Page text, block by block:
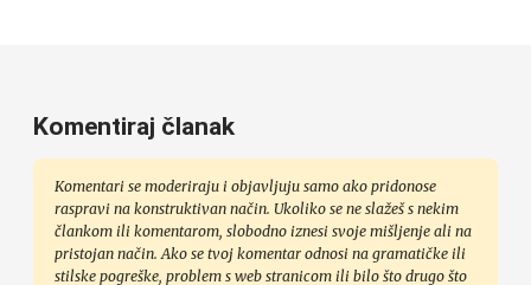
Komentiraj članak
Komentari se moderiraju i objavljuju samo ako pridonose
raspravi na konstruktivan način. Ukoliko se ne slažeš s nekim
člankom ili komentarom, slobodno iznesi svoje mišljenje ali na
pristojan način. Ako se tvoj komentar odnosi na gramatičke ili
stilske pogreške, problem s web stranicom ili bilo što drugo što